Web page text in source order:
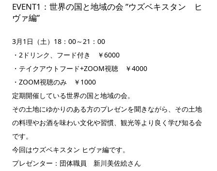
EVENT1：世界の国と地域の会 ”ウズベキスタン ヒ
ヴァ編”
3月1日（土）18：00～21：00
・2ドリンク、フード付き ￥6000
・テイクアウトフード+ZOOM視聴 ￥4000
・ZOOM視聴のみ ￥1000
定期開催している世界の国と地域の会。
その土地にゆかりのある方のプレゼンを聞きながら、その土地
の料理やお酒を味わい文化や習慣、観光等より良く学び知る会
です。
今回はウズベキスタン ヒヴァ編です。
プレゼンター：団体職員 新川美佐絵さん